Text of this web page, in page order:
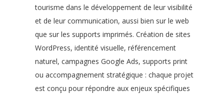
tourisme dans le développement de leur visibilité
et de leur communication, aussi bien sur le web
que sur les supports imprimés. Création de sites
WordPress, identité visuelle, référencement
naturel, campagnes Google Ads, supports print
ou accompagnement stratégique : chaque projet
est conçu pour répondre aux enjeux spécifiques